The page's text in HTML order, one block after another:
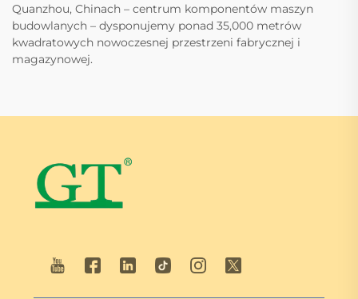
Quanzhou, Chinach – centrum komponentów maszyn
budowlanych – dysponujemy ponad 35,000 metrów
kwadratowych nowoczesnej przestrzeni fabrycznej i
magazynowej.